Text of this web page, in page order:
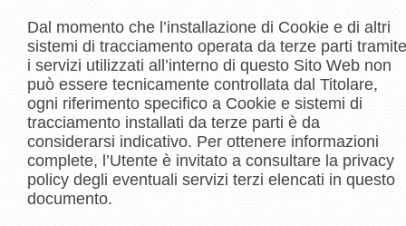
Dal momento che l’installazione di Cookie e di altri
sistemi di tracciamento operata da terze parti tramite
i servizi utilizzati all’interno di questo Sito Web non
può essere tecnicamente controllata dal Titolare,
ogni riferimento specifico a Cookie e sistemi di
tracciamento installati da terze parti è da
considerarsi indicativo. Per ottenere informazioni
complete, l’Utente è invitato a consultare la privacy
policy degli eventuali servizi terzi elencati in questo
documento.